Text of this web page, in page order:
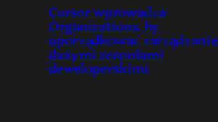
Cursor wprowadza
Organizations, by
uporządkować zarządzanie
dużymi zespołami
deweloperskimi